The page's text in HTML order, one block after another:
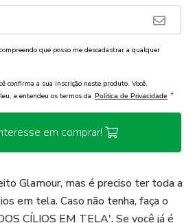
que posso me descadastrar a qualquer
confirma a sua inscrição neste produto. Você,
e entendeu os termos da Política de Privacidade *
em comprar!
Glamour, mas é preciso ter toda a
em tela. Caso não tenha, faça o
CÍLIOS EM TELA'. Se você já é